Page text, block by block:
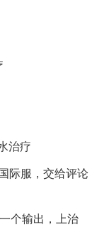
治疗
际服，交给评论
个输出，上治